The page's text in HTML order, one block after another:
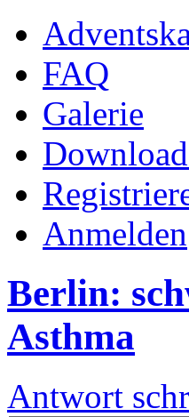
FAQ
Galerie
Anmelden
Berlin:
Asthma
Antwort